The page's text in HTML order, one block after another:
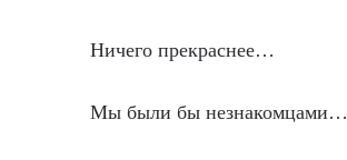
Ничего прекраснее…
Мы были бы незнакомцами…